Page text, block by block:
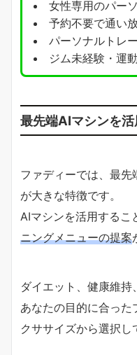
女性専用のパー
予約不要で通い
パーソナルトレ
ジム未経験・運
最先端AIマシンを活
ファディーでは、最
が大きな特徴です。
AIマシンを活用するこ
ニングメニューの提案
ダイエット、健康維
あなたの目的に合っ
クササイズから選択し